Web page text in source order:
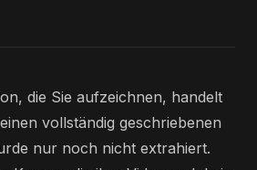
die Sie aufzeichnen, handelt
vollständig geschriebenen
nur noch nicht extrahiert.